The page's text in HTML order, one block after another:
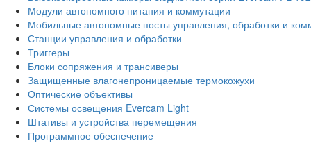
Модули автономного питания и коммутации
Мобильные автономные посты управления, обработки и
Станции управления и обработки
Триггеры
Блоки сопряжения и трансиверы
Защищенные влагонепроницаемые термокожухи
Оптические объективы
Системы освещения Evercam Light
Штативы и устройства перемещения
Программное обеспечение